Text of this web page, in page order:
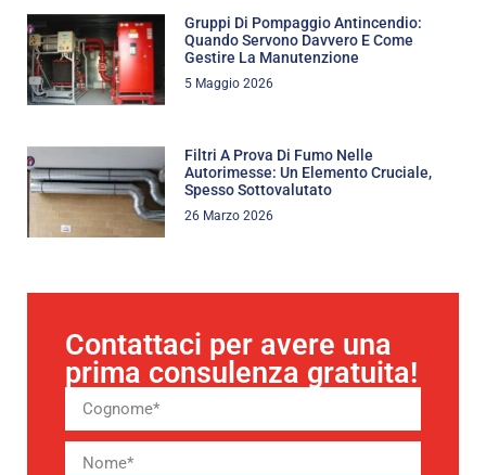
Gruppi Di Pompaggio Antincendio:
Quando Servono Davvero E Come
Gestire La Manutenzione
5 Maggio 2026
Filtri A Prova Di Fumo Nelle
Autorimesse: Un Elemento Cruciale,
Spesso Sottovalutato
26 Marzo 2026
Contattaci per avere una
prima consulenza gratuita!